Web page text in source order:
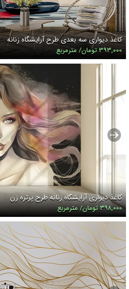
کاغذ دیواری سه بعدی طرح آرایشگاه زنانه
۳۹۳,۰۰۰ تومان/ مترمربع
کاغذ دیواری آرایشگاه زنانه طرح پرتره زن
۳۹۸,۰۰۰ تومان/ مترمربع